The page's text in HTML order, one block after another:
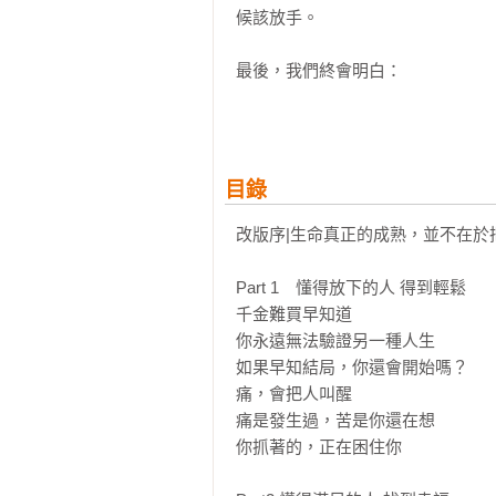
候該放手。
最後，我們終會明白：
太陽下山了又何妨，若一味耽溺其
▶▶如果你的情緒找不到出口，不
✦苦，並不是事情本身，而是事情
✦如果你不快樂，卻想讓別人快樂
形的壓力。
✦我們常以為，是對方讓我們不舒
✦別人的酸言酸語，並不是你需要
✦沒有人會突然變成更好的人，只
目錄
改版序|生命真正的成熟，並不在於
Part 1　懂得放下的人 得到輕鬆
千金難買早知道
你永遠無法驗證另一種人生
如果早知結局，你還會開始嗎？
痛，會把人叫醒
痛是發生過，苦是你還在想
你抓著的，正在困住你